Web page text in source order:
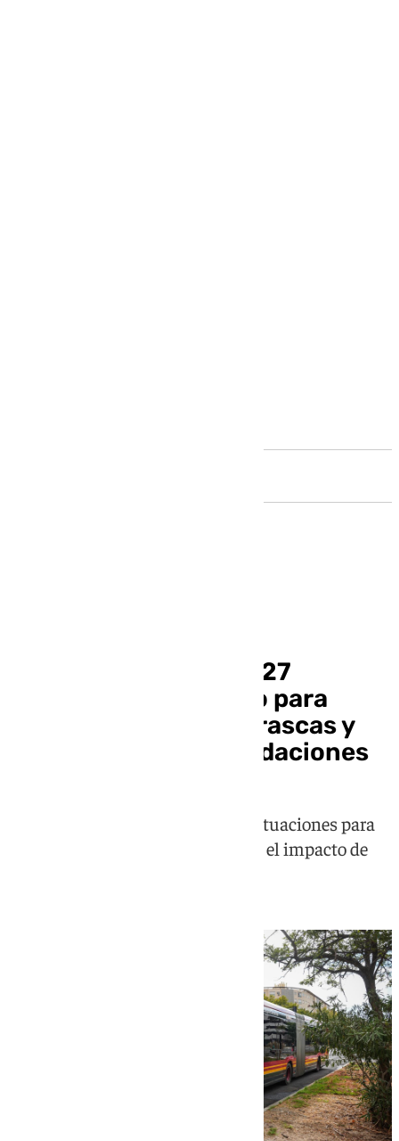
Huétor Tájar recibirá 27
millones del Gobierno para
reparar daños de borrascas y
prevenir nuevas inundaciones
El Ayuntamiento impulsará 28 actuaciones para
renovar infraestructuras y reducir el impacto de